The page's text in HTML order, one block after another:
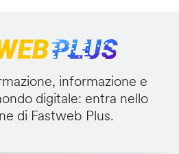
informazione e
digitale: entra nello
di Fastweb Plus.